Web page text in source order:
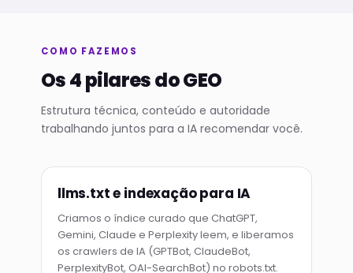
COMO FAZEMOS
Os 4 pilares do GEO
Estrutura técnica, conteúdo e autoridade
trabalhando juntos para a IA recomendar você.
llms.txt e indexação para IA
Criamos o índice curado que ChatGPT,
Gemini, Claude e Perplexity leem, e liberamos
os crawlers de IA (GPTBot, ClaudeBot,
PerplexityBot, OAI-SearchBot) no robots.txt.